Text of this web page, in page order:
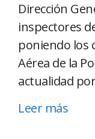
Dirección
inspectores
poniendo los
Aérea de la
actualidad
Leer más